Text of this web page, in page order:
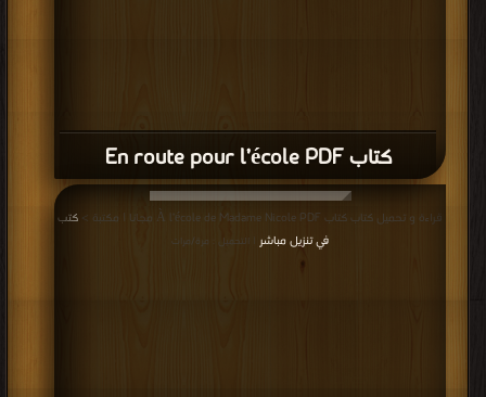
كتاب En route pour l’école PDF
قراءة و تحميل كتاب كتاب À l’école de Madame Nicole PDF مجانا | مكتبة >
كتب
في تنزيل مباشر | التحميل : مرة/مرات